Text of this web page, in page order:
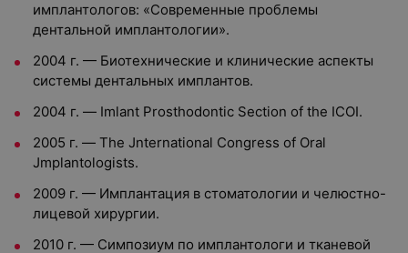
имплантологов: «Современные проблемы
дентальной имплантологии».
2004 г. — Биотехнические и клинические аспекты
системы дентальных имплантов.
2004 г. — Imlant Prosthodontic Section of the ICOI.
2005 г. — The Jnternational Congress of Oral
Jmplantologists.
2009 г. — Имплантация в стоматологии и челюстно-
лицевой хирургии.
2010 г. — Симпозиум по имплантологи и тканевой